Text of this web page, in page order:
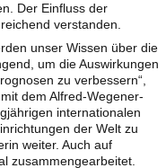
Der Einfluss der
verstanden.
unser Wissen über die
um die Auswirkungen
zu verbessern“,
dem Alfred-Wegener-
internationalen
der Welt zu
weiter. Auch auf
zusammengearbeitet.